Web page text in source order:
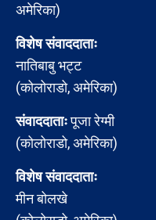
अमेरिका)
विशेष संवाददाताः
नातिबाबु भट्ट
(कोलोराडो, अमेरिका)
संवाददाताःपूजा रेग्मी
(कोलोराडो, अमेरिका)
विशेष संवाददाताः
मीन बोलखे